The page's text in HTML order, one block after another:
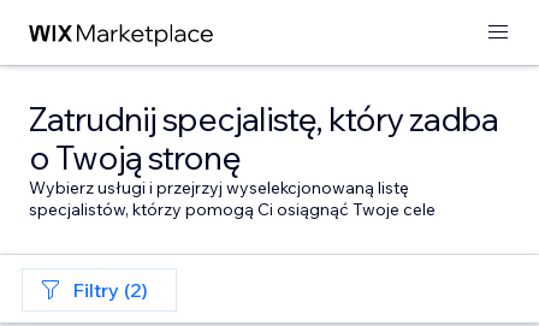
Zatrudnij specjalistę, który zadba
o Twoją stronę
Wybierz usługi i przejrzyj wyselekcjonowaną listę
specjalistów, którzy pomogą Ci osiągnąć Twoje cele
Filtry (2)